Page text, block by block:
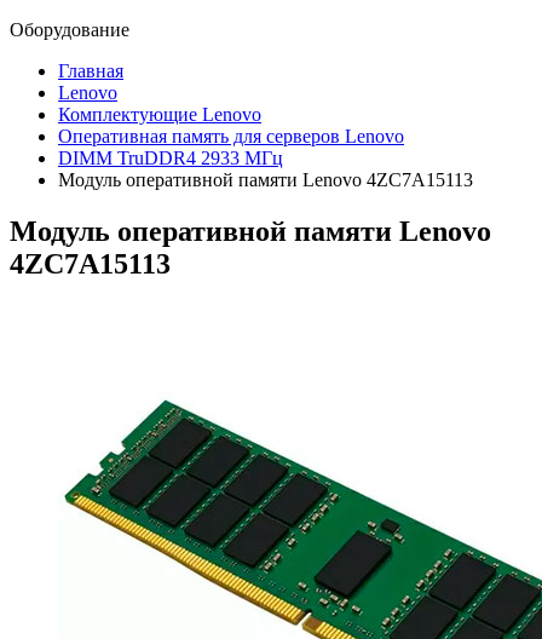
Оборудование
Главная
Lenovo
Комплектующие Lenovo
Оперативная память для серверов Lenovo
DIMM TruDDR4 2933 МГц
Модуль оперативной памяти Lenovo 4ZC7A15113
Модуль оперативной памяти Lenovo
4ZC7A15113